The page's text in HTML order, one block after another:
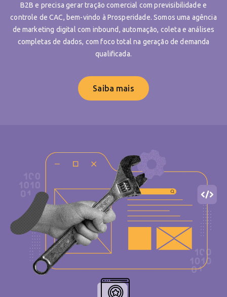
B2B e precisa gerar tração comercial com previsibilidade e
controle de CAC, bem-vindo à Prosperidade. Somos uma agência
de marketing digital com inbound, automação, coleta e análises
completas de dados, com foco total na geração de demanda
qualificada.
Saiba mais